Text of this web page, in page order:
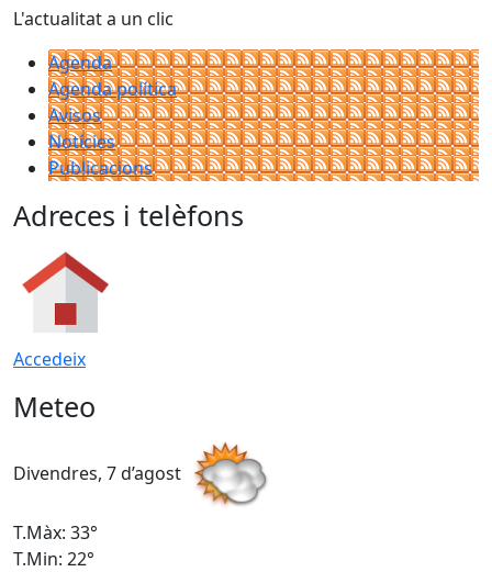
L'actualitat a un clic
Agenda
Agenda política
Avisos
Notícies
Publicacions
Adreces i telèfons
Accedeix
Meteo
Divendres, 7 d’agost
T.Màx: 33°
T.Min: 22°